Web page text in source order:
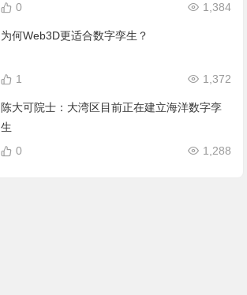
1,384
0
为何Web3D更适合数字孪生？
1,372
1
陈大可院士：大湾区目前正在建立海洋数字孪
生
1,288
0